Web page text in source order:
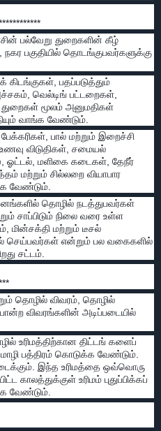
பல்வேறு துறைகளின் கீழ்
நகர பகுதியில் தொடங்குபவர்களுக்கு
கிடங்குகள், பதப்படுத்தும்
வெல்டிங் பட்டறைகள்,
மூலம் அனுமதிகள்
வாங்க வேண்டும்.
பால் மற்றும் இறைச்சி
விடுதிகள், சமையல்
ஓட்டல், மளிகை கடைகள், தேநீர்
மற்றும் சில்லறை வியாபார
வேண்டும்.
தொழில் நடத்துபவர்கள்
சாப்பிடும் நிலை வரை உள்ள
மின்சக்தி மற்றும் டீசல்
செய்பவர்கள் என்றும் பல வகைகளில்
சட்டம்.
தொழில் விவரம், தொழில்
விவரங்களின் அடிப்படையில்
உரிமத்திற்கான திட்டங் களைப்
பத்திரம் கொடுக்க வேண்டும்.
இந்த உரிமத்தை ஒவ்வொரு
காலத்துக்குள் உரிமம் புதுப்பிக்கப்
வேண்டும்.